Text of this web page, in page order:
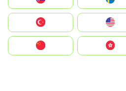
United States
中國香港特別行政區